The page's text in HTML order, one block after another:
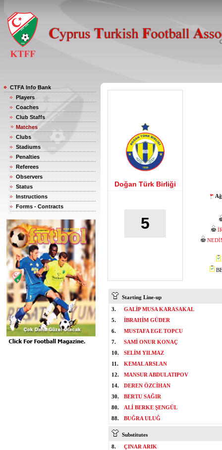
CTFA Info Bank
Players
Coaches
Club Staffs
Matches
Clubs
Stadiums
Penalties
Referees
Observers
Status
Instructions
Forms - Contracts
Doğan Türk Birliği
5
Starting Line-up
3.
GALİP MUSA KARASAKAL
5.
İBRAHİM GÜDER
6.
MUSTAFA EGE TOPCU
7.
SAMİ ONUR KONAÇ
10.
SELİM YILMAZ
11.
KEMAL ARSLAN
12.
MANSUR ABDULATIPOV
14.
DEREN ÖZCİHAN
30.
BERTU SAĞIR
80.
ALİ BERKE ŞENGÜL
88.
BUĞRA ULUĞ
Substitutes
8.
ÇINAR ARIK